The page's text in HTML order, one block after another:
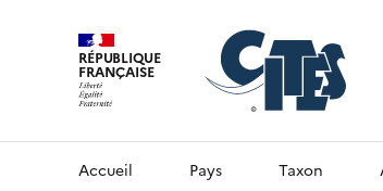
RÉPUBLIQUE
FRANÇAISE
Accueil Pays Taxon